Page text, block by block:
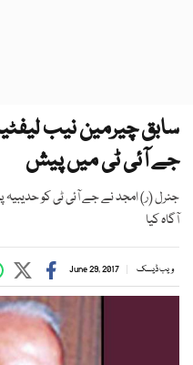
سابق چیرمین نیب
جے آئی ٹی میں پیش
جنرل (ر) امجد نے جے آئی ٹی کو
آگاہ کیا
ویب ڈیسک June 29, 2017